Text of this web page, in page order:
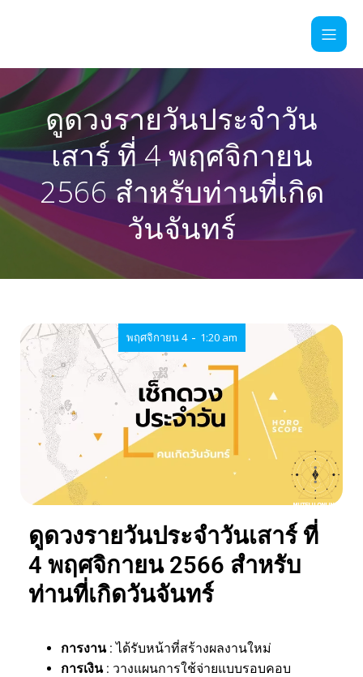
ดูดวงรายวันประจำวัน
เสาร์ ที่ 4 พฤศจิกายน
2566 สำหรับท่านที่เกิด
วันจันทร์
พฤศจิกายน 4 - 1:20 am
ดูดวงรายวันประจำวันเสาร์ ที่
4 พฤศจิกายน 2566 สำหรับ
ท่านที่เกิดวันจันทร์
การงาน: ได้รับหน้าที่สร้างผลงานใหม่
การเงิน: วางแผนการใช้จ่ายแบบรอบคอบ